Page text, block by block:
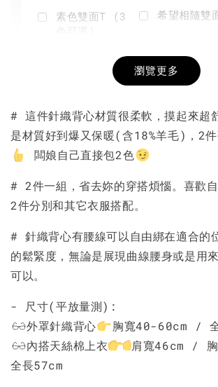
素色雙面T (3
+
希望相隨雙
NT$ 190
-
加
瀏覽更多
# 這件針織背心材質很柔軟，摸起來超
是材質好到爆又保暖(含18%羊毛)，2
闆娘自己直接包2色
# 2件一組，省去妳的穿搭煩惱。喜歡
2件分別和其它衣服搭配。
# 針織背心有腰線可以自由綁在適合的
的鬆緊度，無論是展現曲線腰身或是用
可以。
- 尺寸(平放量測):
外罩針織背心
胸寬40-60cm /
內搭天絲棉上衣
肩寬46cm /
全長57cm